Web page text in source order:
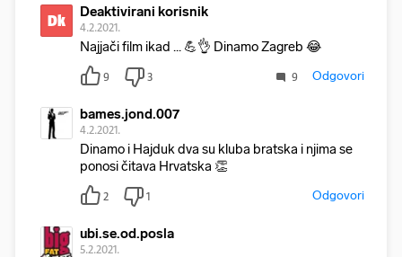
Dk Deaktivirani korisnik
4.2.2021.
Najjači film ikad ... 💪👌 Dinamo Zagreb 😂
9 3 9 Odgovori
bames.jond.007
4.2.2021.
Dinamo i Hajduk dva su kluba bratska i njima se
ponosi čitava Hrvatska 👏
2 1 Odgovori
ubi.se.od.posla
5.2.2021.